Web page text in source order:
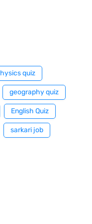
quiz
geography quiz
English Quiz
sarkari job